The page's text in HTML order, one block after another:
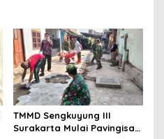
TMMD Sengkuyung III
Surakarta Mulai Pavingisasi